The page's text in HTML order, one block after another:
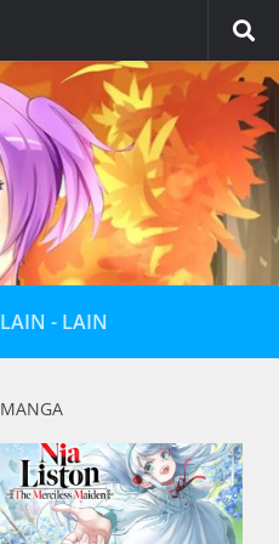
LAIN - LAIN
MANGA